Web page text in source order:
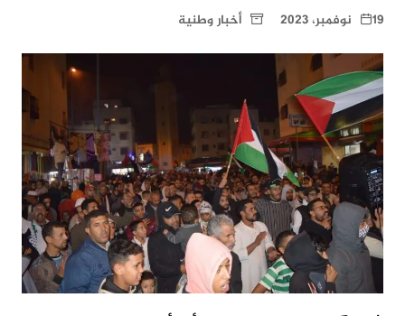
19 نوفمبر، 2023 أخبار وطنية